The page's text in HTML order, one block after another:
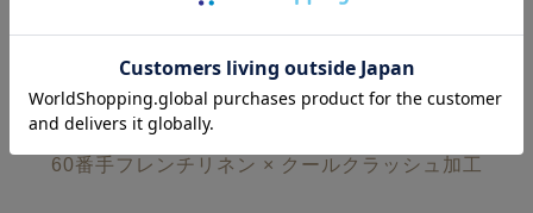
「接触冷感」×「柔らかい」×「軽い」
60番手フレンチリネン × クールクラッシュ加工